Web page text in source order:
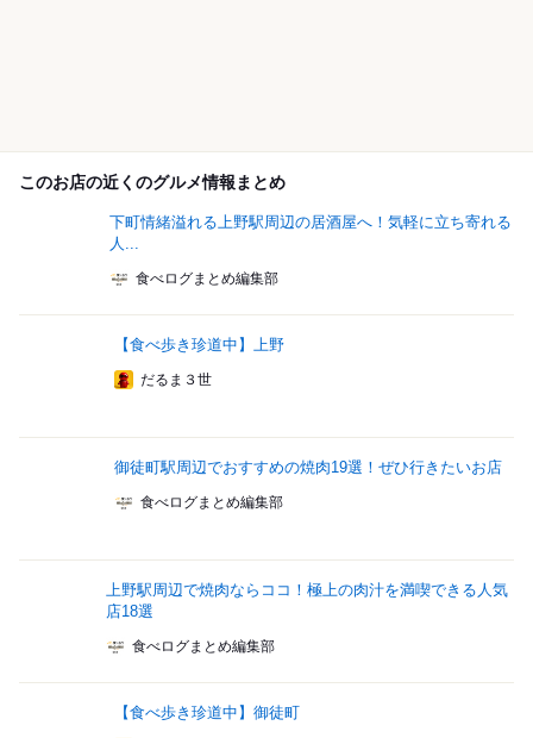
このお店の近くのグルメ情報まとめ
下町情緒溢れる上野駅周辺の居酒屋へ！気軽に立ち寄れる
人...
食べログまとめ編集部
【食べ歩き珍道中】上野
だるま３世
御徒町駅周辺でおすすめの焼肉19選！ぜひ行きたいお店
食べログまとめ編集部
上野駅周辺で焼肉ならココ！極上の肉汁を満喫できる人気
店18選
食べログまとめ編集部
【食べ歩き珍道中】御徒町